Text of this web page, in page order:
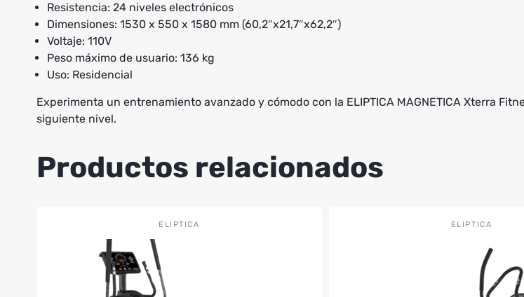
Resistencia: 24 niveles electrónicos
Dimensiones: 1530 x 550 x 1580 mm (60,2″x21,7″x62,2″)
Voltaje: 110V
Peso máximo de usuario: 136 kg
Uso: Residencial
Experimenta un entrenamiento avanzado y cómodo con la ELIPTICA MAGNETICA Xterra
siguiente nivel.
Productos relacionados
ELIPTICA ELIPTICA